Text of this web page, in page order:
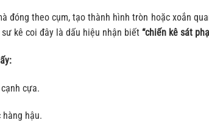
đóng theo cụm, tạo thành hình tròn hoặc xoắn
kê coi đây là dấu hiệu nhận biết “chiến kê sát
cựa.
hàng hậu.